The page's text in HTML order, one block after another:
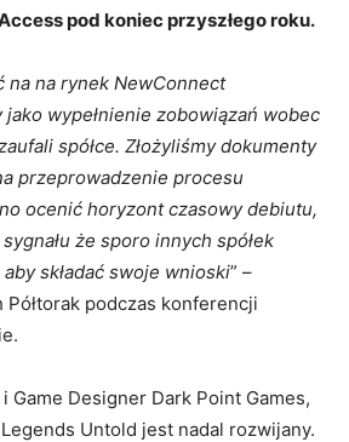
pod koniec przyszłego roku.
na na rynek NewConnect
jako wypełnienie zobowiązań wobec
spółce. Złożyliśmy dokumenty
przeprowadzenie procesu
ocenić horyzont czasowy debiutu,
że sporo innych spółek
składać swoje wnioski” –
Półtorak podczas konferencji
i Game Designer Dark Point Games,
Untold jest nadal rozwijany.